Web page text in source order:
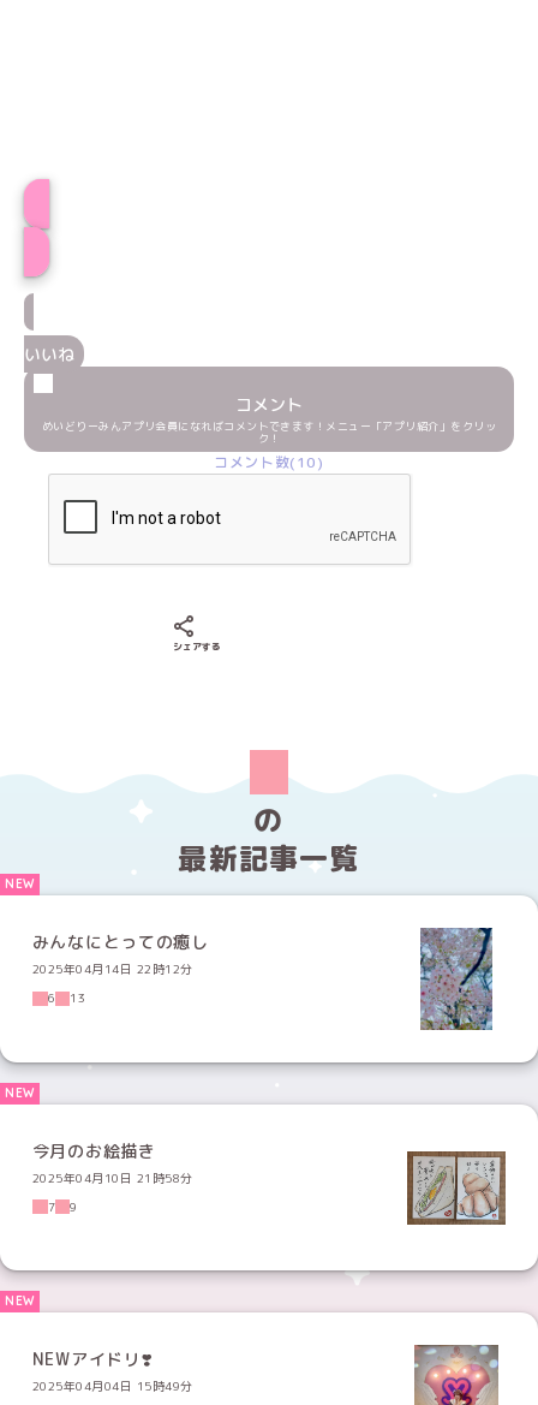
いいね
コメント
めいどりーみんアプリ会員になればコメントできます！メニュー「アプリ紹介」をクリッ
ク！
コメント数(10)
シェアする
の
最新記事一覧
みんなにとっての癒し
2025年04月14日 22時12分
6
13
今月のお絵描き
2025年04月10日 21時58分
7
9
NEWアイドリ❣️
2025年04月04日 15時49分